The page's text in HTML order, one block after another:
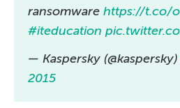
ransomware https://t.co/
#iteducation
— Kaspersky (@kaspersky)
2015